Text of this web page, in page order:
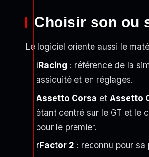
Choisir son ou
Le logiciel oriente aussi le
iRacing : référence de la
assiduité et en réglages.
Assetto Corsa etAssetto
étant centré sur le GT et le
pour le premier.
rFactor 2 : reconnu pour